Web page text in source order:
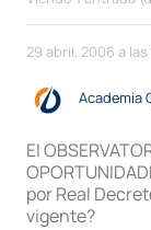
29 abril, 2006 a
Academia
El
por Real
vigente?